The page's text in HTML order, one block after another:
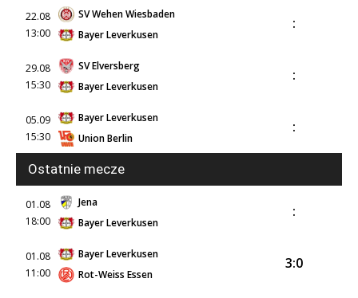
22.08
13:00
SV Wehen Wiesbaden
Bayer Leverkusen
:
29.08
15:30
SV Elversberg
Bayer Leverkusen
:
05.09
15:30
Bayer Leverkusen
Union Berlin
:
Ostatnie mecze
01.08
18:00
Jena
Bayer Leverkusen
:
01.08
11:00
Bayer Leverkusen
Rot-Weiss Essen
3:0